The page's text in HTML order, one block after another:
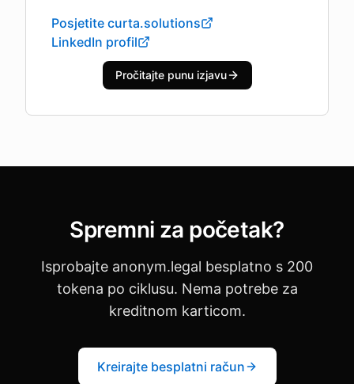
Posjetite curta.solutions
LinkedIn profil
Pročitajte punu izjavu
Spremni za početak?
Isprobajte anonym.legal besplatno s 200
tokena po ciklusu. Nema potrebe za
kreditnom karticom.
Kreirajte besplatni račun